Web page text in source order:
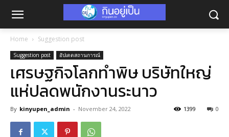
Home Suggestion post
Suggestion post อัปเดตสถานการณ์
เศรษฐกิจโลกทำพิษ บริษัทใหญ่
แห่ปลดพนักงานระนาว
By kinyupen_admin - November 24, 2022 0
1399